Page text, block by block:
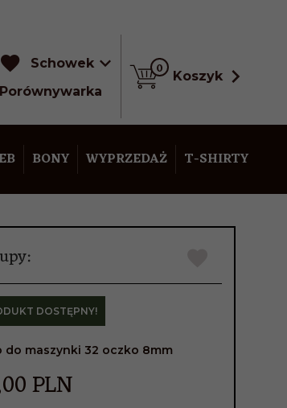
Schowek
Porównywarka
Koszyk
0
BONY WYPRZEDAŻ T-SHIRTY
do maszynki 32 oczko 8mm
DOSTĘPNY!
00PLN